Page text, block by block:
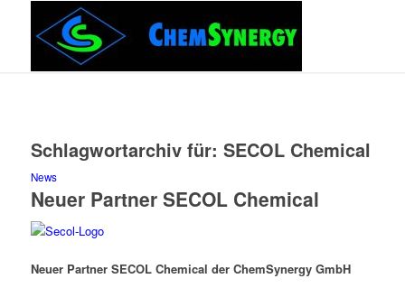
Schlagwortarchiv für: SECOL Chemical
News
Neuer Partner SECOL Chemical
Neuer Partner SECOL Chemical der ChemSynergy GmbH